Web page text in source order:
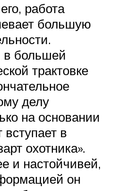
работа
большую
в большей
трактовке
делу
на основании
вступает в
охотника».
и настойчивей,
он